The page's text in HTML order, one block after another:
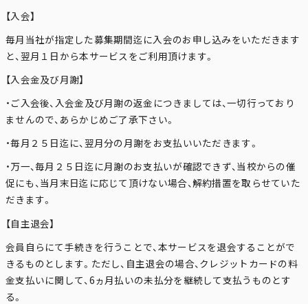
【入会】
毎月当社が指定した募集期間迄に入会のお申し込みをいただきます
と、翌月１日から本サービスをご利用頂けます。
【入会金及び月謝】
・ご入会後、入会金及び月謝の返金につきましては、一切行っており
ませんので、あらかじめご了承下さい。
・毎月２５日迄に、翌月分の月謝をお支払いいただきます。
・万一、毎月２５日迄に月謝のお支払いが確認できず、当校からの催
促にも、当月末日迄に応じて頂けない場合、解約措置を取らせていた
だきます。
【自主退会】
会員自らにて手続きを行うことで、本サービスを退会することがで
きるものとします。ただし、自主退会の場合、クレジットカードの料
金支払いに関して、6ヵ月払いの未払分を継続して支払うものとす
る。